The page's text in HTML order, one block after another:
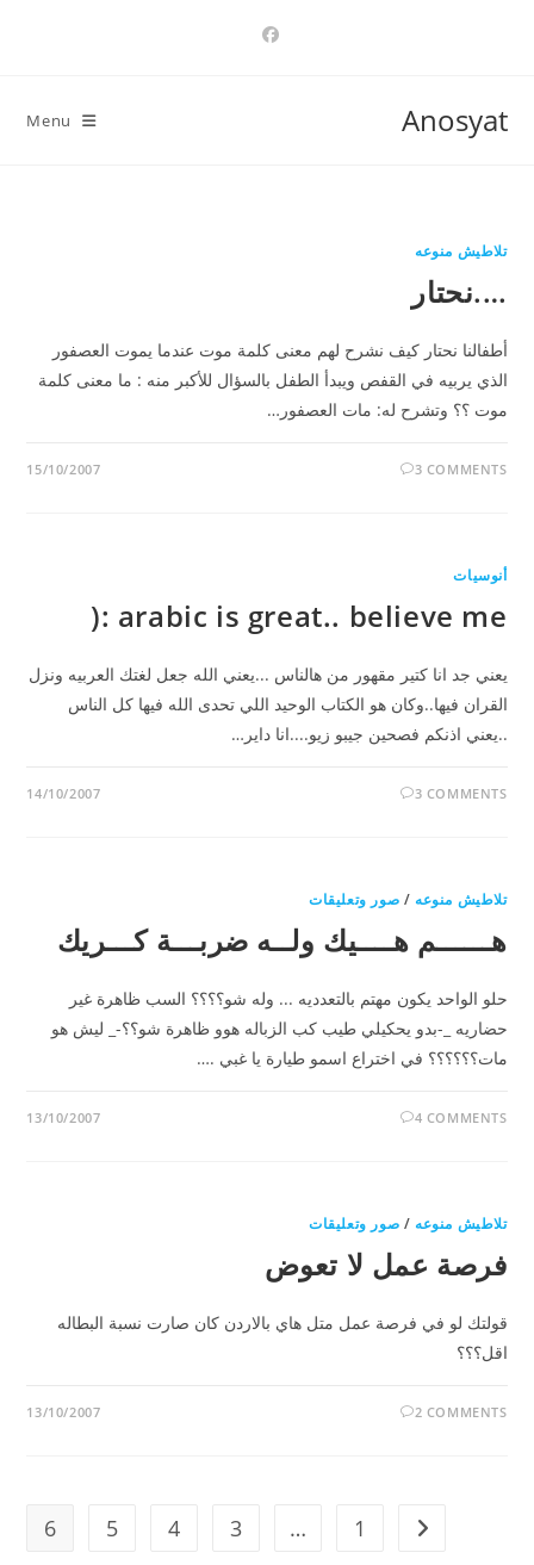
Anosyat
Menu
تلاطيش منوعه
….نحتار
أطفالنا نحتار كيف نشرح لهم معنى كلمة موت عندما يموت العصفور
الذي يربيه في القفص ويبدأ الطفل بالسؤال للأكبر منه : ما معنى كلمة
موت ؟؟ وتشرح له: مات العصفور…
3 COMMENTS
15/10/2007
أنوسيات
arabic is great.. believe me :(
يعني جد انا كتير مقهور من هالناس ...يعني الله جعل لغتك العربيه ونزل
القران فيها..وكان هو الكتاب الوحيد اللي تحدى الله فيها كل الناس
..يعني اذنكم فصحين جيبو زيو....انا داير…
3 COMMENTS
14/10/2007
تلاطيش منوعه / صور وتعليقات
هــــــم هــــيك ولــه ضربـــة كـــريك
حلو الواحد يكون مهتم بالتعدديه ... وله شو؟؟؟؟ السب ظاهرة غير
حضاريه _-بدو يحكيلي طيب كب الزباله هوو ظاهرة شو؟؟-_ ليش هو
مات؟؟؟؟؟؟ في اختراع اسمو طيارة يا غبي .…
4 COMMENTS
13/10/2007
تلاطيش منوعه / صور وتعليقات
فرصة عمل لا تعوض
قولتك لو في فرصة عمل متل هاي بالاردن كان صارت نسبة البطاله
اقل؟؟؟
2 COMMENTS
13/10/2007
Go to the previous page
1
…
3
4
5
6